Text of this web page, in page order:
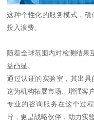
这种个性化的服务模式，
投入浪费。
随着全球范围内对检测结果
益凸显。
通过认证的实验室，其出具
这为机构拓展市场、增强客
专业的咨询服务在这个过
导，更是战略伙伴，助力实